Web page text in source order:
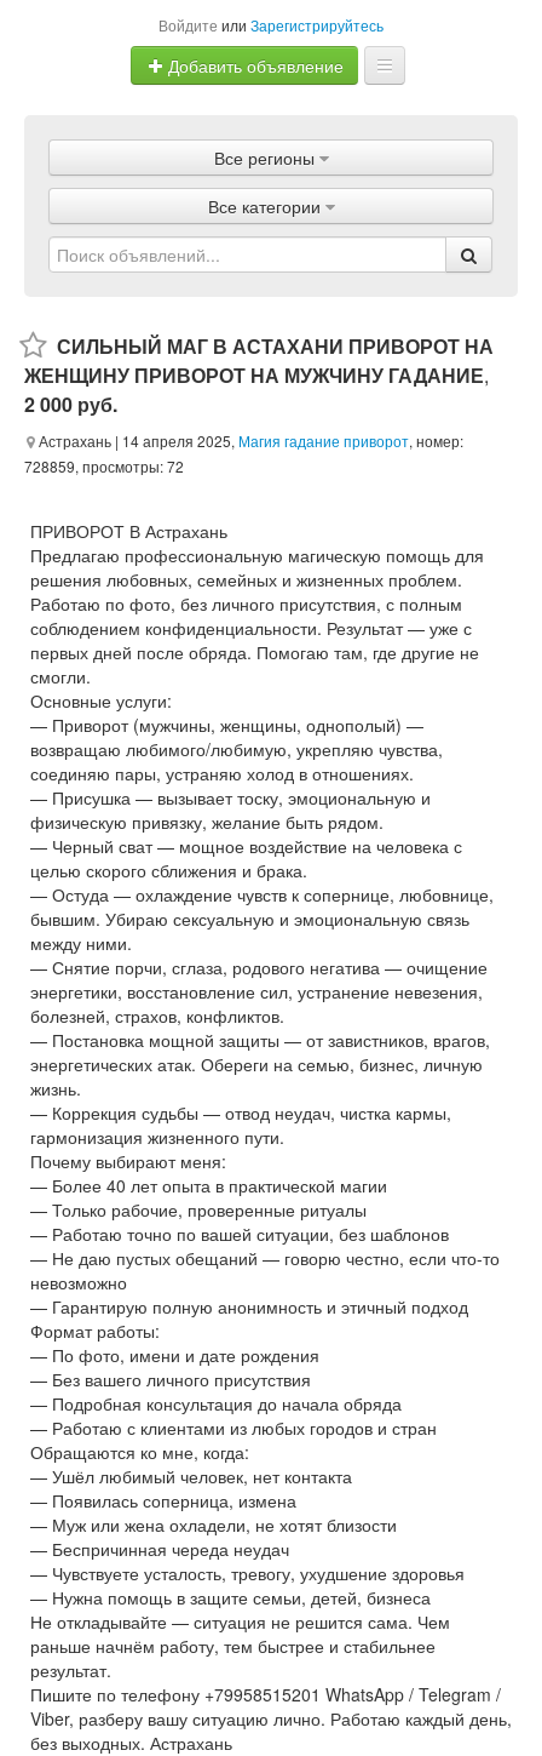
Войдите или Зарегистрируйтесь
Добавить объявление
Объявления
Магазины
Услуги
Все регионы
Все категории
СИЛЬНЫЙ МАГ В АСТАХАНИ ПРИВОРОТ НА
ЖЕНЩИНУ ПРИВОРОТ НА МУЖЧИНУ ГАДАНИЕ,
2 000 руб.
Астрахань | 14 апреля 2025, Магия гадание приворот, номер:
728859, просмотры: 72
ПРИВОРОТ В Астрахань
Предлагаю профессиональную магическую помощь для
решения любовных, семейных и жизненных проблем.
Работаю по фото, без личного присутствия, с полным
соблюдением конфиденциальности. Результат — уже с
первых дней после обряда. Помогаю там, где другие не
смогли.
Основные услуги:
— Приворот (мужчины, женщины, однополый) —
возвращаю любимого/любимую, укрепляю чувства,
соединяю пары, устраняю холод в отношениях.
— Присушка — вызывает тоску, эмоциональную и
физическую привязку, желание быть рядом.
— Черный сват — мощное воздействие на человека с
целью скорого сближения и брака.
— Остуда — охлаждение чувств к сопернице, любовнице,
бывшим. Убираю сексуальную и эмоциональную связь
между ними.
— Снятие порчи, сглаза, родового негатива — очищение
энергетики, восстановление сил, устранение невезения,
болезней, страхов, конфликтов.
— Постановка мощной защиты — от завистников, врагов,
энергетических атак. Обереги на семью, бизнес, личную
жизнь.
— Коррекция судьбы — отвод неудач, чистка кармы,
гармонизация жизненного пути.
Почему выбирают меня:
— Более 40 лет опыта в практической магии
— Только рабочие, проверенные ритуалы
— Работаю точно по вашей ситуации, без шаблонов
— Не даю пустых обещаний — говорю честно, если что-то
невозможно
— Гарантирую полную анонимность и этичный подход
Формат работы:
— По фото, имени и дате рождения
— Без вашего личного присутствия
— Подробная консультация до начала обряда
— Работаю с клиентами из любых городов и стран
Обращаются ко мне, когда:
— Ушёл любимый человек, нет контакта
— Появилась соперница, измена
— Муж или жена охладели, не хотят близости
— Беспричинная череда неудач
— Чувствуете усталость, тревогу, ухудшение здоровья
— Нужна помощь в защите семьи, детей, бизнеса
Не откладывайте — ситуация не решится сама. Чем
раньше начнём работу, тем быстрее и стабильнее
результат.
Пишите по телефону +79958515201 WhatsApp / Telegram /
Viber, разберу вашу ситуацию лично. Работаю каждый день,
без выходных. Астрахань